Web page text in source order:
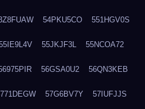
54PKU5CO 551HGV0S
55JKJF3L 55NCOA72
56GSA0U2 56QN3KEB
57G6BV7Y 57IUFJJS